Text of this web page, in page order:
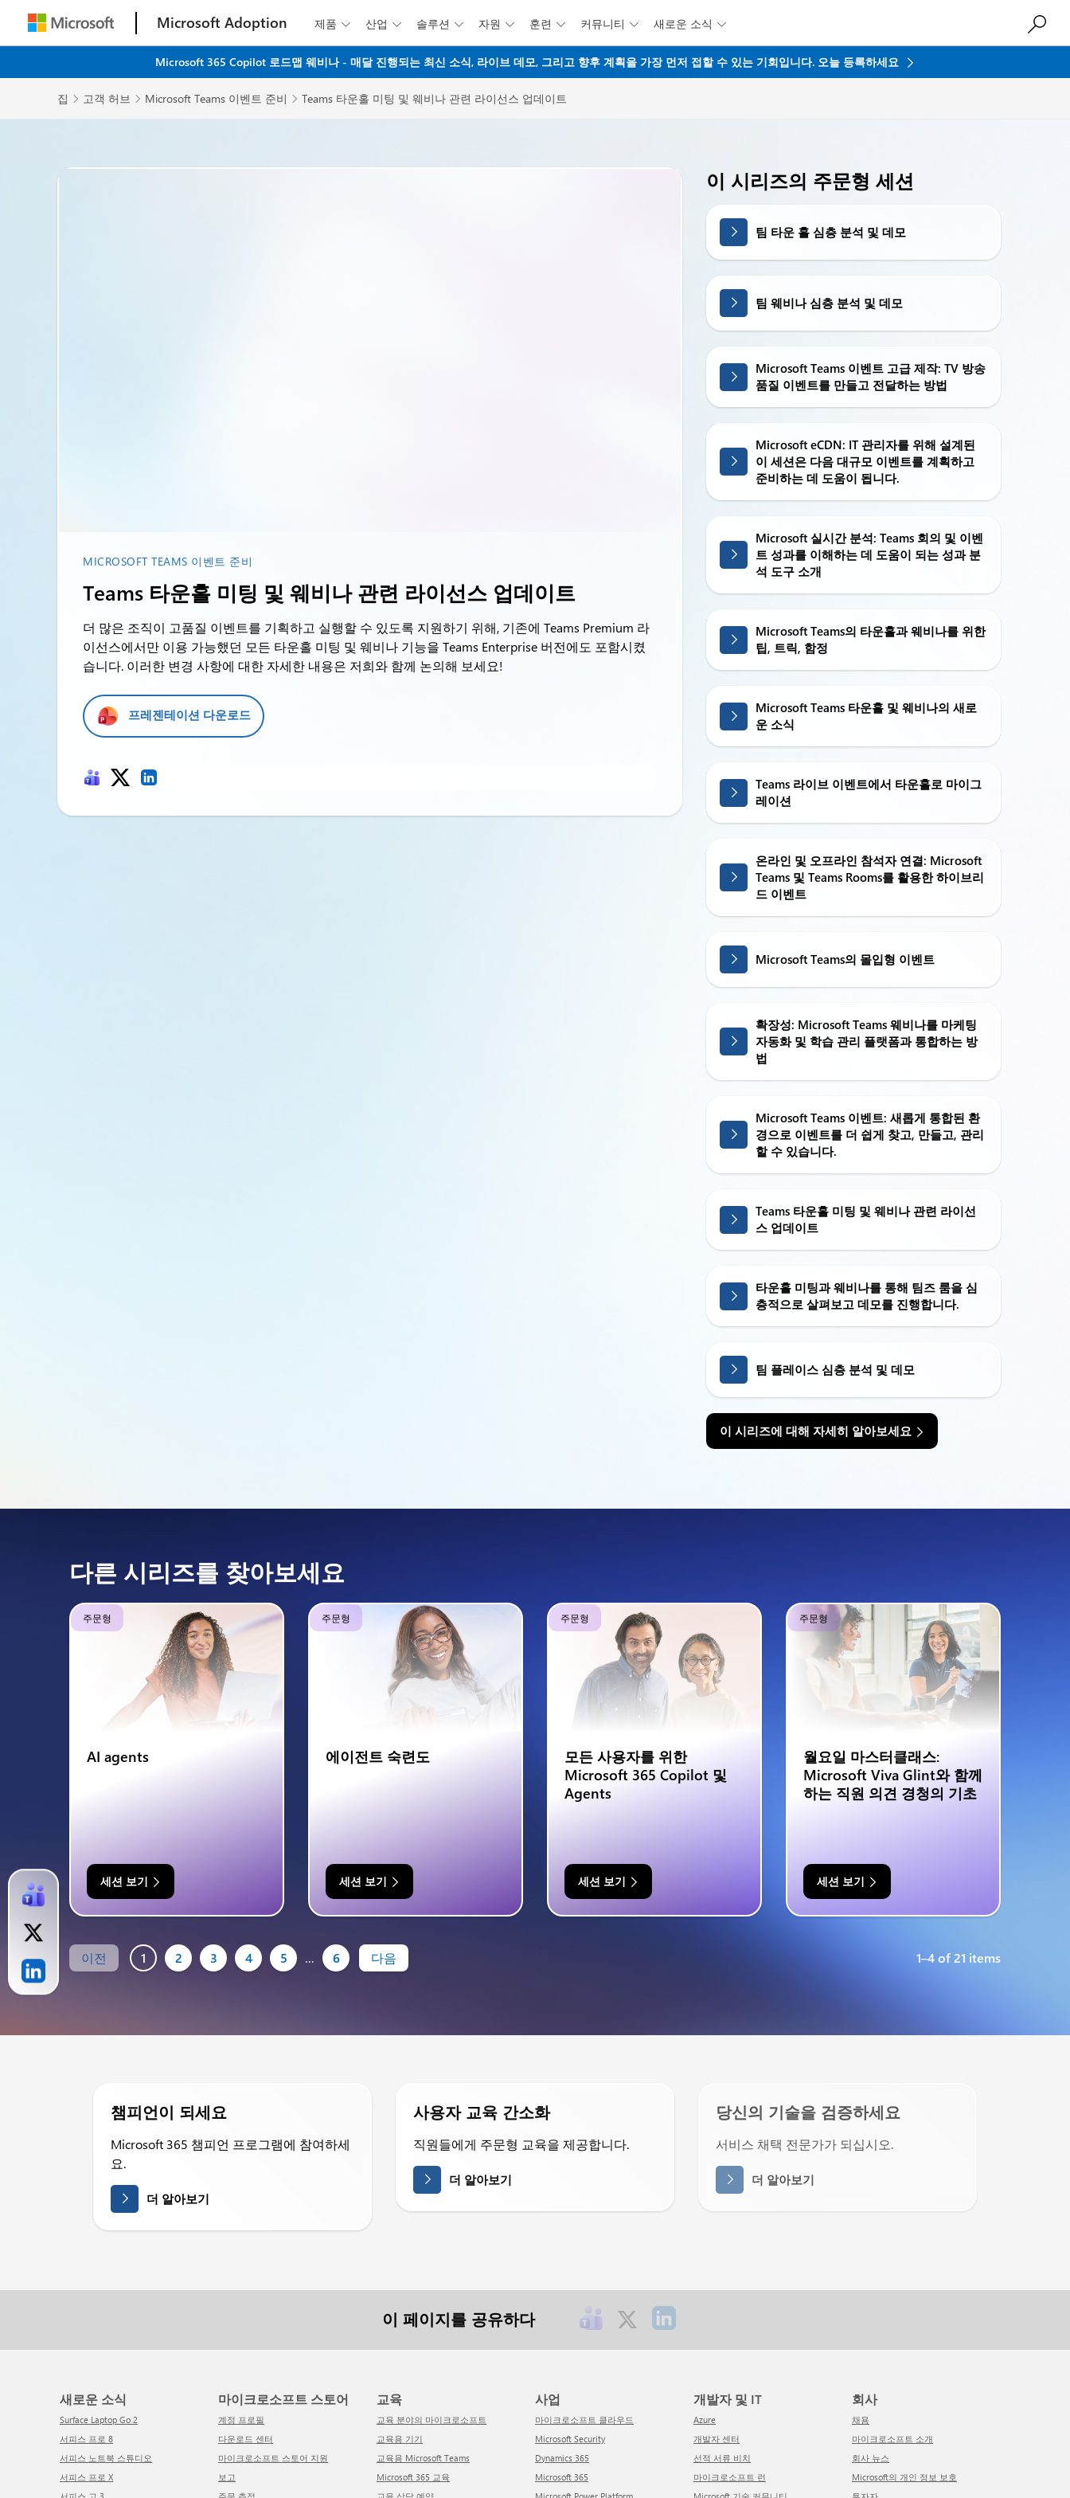
주요 콘텐츠로 건너뛰기
Microsoft Adoption 제품  산업  솔루션  자원  훈련  커뮤니티  새로운 소식 
Microsoft 365 Copilot 로드맵 웨비나 - 매달 진행되는 최신 소식, 라이브 데모, 그리고 향후 계획을 가장 먼저 접할 수 있는 기회입니다. 오늘 등록하세요
집  고객 허브  Microsoft Teams 이벤트 준비  Teams 타운홀 미팅 및 웨비나 관련 라이선스 업데이트
MICROSOFT TEAMS 이벤트 준비
Teams 타운홀 미팅 및 웨비나 관련 라이선스 업데이트
더 많은 조직이 고품질 이벤트를 기획하고 실행할 수 있도록 지원하기 위해, 기존에 Teams Premium 라
이선스에서만 이용 가능했던 모든 타운홀 미팅 및 웨비나 기능을 Teams Enterprise 버전에도 포함시켰
습니다. 이러한 변경 사항에 대한 자세한 내용은 저희와 함께 논의해 보세요!
프레젠테이션 다운로드
이 시리즈의 주문형 세션
팀 타운 홀 심층 분석 및 데모
팀 웨비나 심층 분석 및 데모
Microsoft Teams 이벤트 고급 제작: TV 방송
품질 이벤트를 만들고 전달하는 방법
Microsoft eCDN: IT 관리자를 위해 설계된
이 세션은 다음 대규모 이벤트를 계획하고
준비하는 데 도움이 됩니다.
Microsoft 실시간 분석: Teams 회의 및 이벤
트 성과를 이해하는 데 도움이 되는 성과 분
석 도구 소개
Microsoft Teams의 타운홀과 웨비나를 위한
팁, 트릭, 함정
Microsoft Teams 타운홀 및 웨비나의 새로
운 소식
Teams 라이브 이벤트에서 타운홀로 마이그
레이션
온라인 및 오프라인 참석자 연결: Microsoft
Teams 및 Teams Rooms를 활용한 하이브리
드 이벤트
Microsoft Teams의 몰입형 이벤트
확장성: Microsoft Teams 웨비나를 마케팅
자동화 및 학습 관리 플랫폼과 통합하는 방
법
Microsoft Teams 이벤트: 새롭게 통합된 환
경으로 이벤트를 더 쉽게 찾고, 만들고, 관리
할 수 있습니다.
Teams 타운홀 미팅 및 웨비나 관련 라이선
스 업데이트
타운홀 미팅과 웨비나를 통해 팀즈 룸을 심
층적으로 살펴보고 데모를 진행합니다.
팀 플레이스 심층 분석 및 데모
이 시리즈에 대해 자세히 알아보세요
다른 시리즈를 찾아보세요
주문형
AI agents
세션 보기
주문형
에이전트 숙련도
세션 보기
주문형
모든 사용자를 위한
Microsoft 365 Copilot 및
Agents
세션 보기
주문형
월요일 마스터클래스:
Microsoft Viva Glint와 함께
하는 직원 의견 경청의 기초
세션 보기
이전 1 2 3 4 5 … 6 다음 1–4 of 21 items
챔피언이 되세요
Microsoft 365 챔피언 프로그램에 참여하세
요.
더 알아보기
사용자 교육 간소화
직원들에게 주문형 교육을 제공합니다.
더 알아보기
당신의 기술을 검증하세요
서비스 채택 전문가가 되십시오.
더 알아보기
이 페이지를 공유하다
새로운 소식
Surface Laptop Go 2
서피스 프로 8
서피스 노트북 스튜디오
서피스 프로 X
마이크로소프트 스토어
계정 프로필
다운로드 센터
마이크로소프트 스토어 지원
보고
교육
교육 분야의 마이크로소프트
교육용 기기
교육용 Microsoft Teams
Microsoft 365 교육
사업
마이크로소프트 클라우드
Microsoft Security
Dynamics 365
Microsoft 365
개발자 및 IT
Azure
개발자 센터
선적 서류 비치
마이크로소프트 런
회사
채용
마이크로소프트 소개
회사 뉴스
Microsoft의 개인 정보 보호